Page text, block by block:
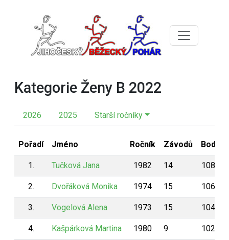
Kategorie Ženy B 2022
2026 2025 Starší ročníky
Pořadí Jméno Ročník Závodů Body
1. Tučková Jana 1982 14 1080
2. Dvořáková Monika 1974 15 1064
3. Vogelová Alena 1973 15 1041
4. Kašpárková Martina 1980 9 1026